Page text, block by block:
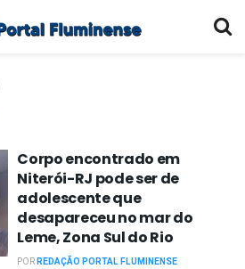
Corpo encontrado em
Niterói-RJ pode ser de
adolescente que
desapareceu no mar do
Leme, Zona Sul do Rio
PORREDAÇÃO PORTAL FLUMINENSE